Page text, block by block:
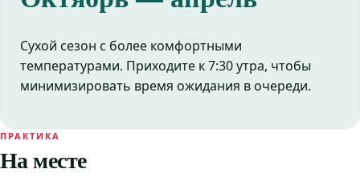
Сухой сезон с более комфортными
температурами. Приходите к 7:30 утра, чтобы
минимизировать время ожидания в очереди.
ПРАКТИКА
На месте